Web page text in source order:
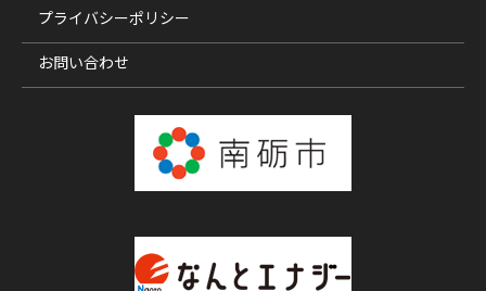
プライバシーポリシー
お問い合わせ